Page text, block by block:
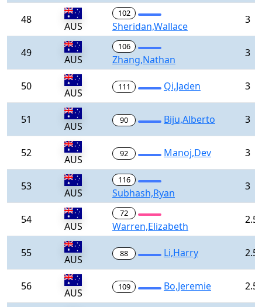
48
AUS
102
Sheridan,Wallace
3
49
AUS
106
Zhang,Nathan
3
50
AUS 111 Qi,Jaden 3
51
AUS 90 Biju,Alberto 3
52
AUS 92 Manoj,Dev 3
53
AUS
116
Subhash,Ryan
3
54
AUS
72
Warren,Elizabeth
2.5
55
AUS 88 Li,Harry 2.5
56
AUS 109 Bo,Jeremie 2.5